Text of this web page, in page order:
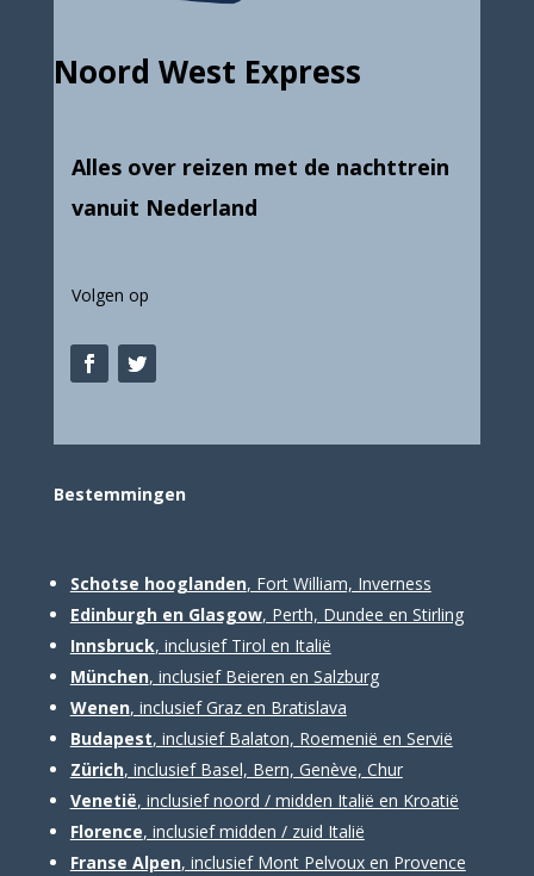
Noord West Express
Alles over reizen met de nachttrein
vanuit Nederland
Volgen op
Bestemmingen
Schotse hooglanden, Fort William, Inverness
Edinburgh en Glasgow, Perth, Dundee en Stirling
Innsbruck, inclusief Tirol en Italië
München, inclusief Beieren en Salzburg
Wenen, inclusief Graz en Bratislava
Budapest, inclusief Balaton, Roemenië en Servië
Zürich, inclusief Basel, Bern, Genève, Chur
Venetië, inclusief noord / midden Italië en Kroatië
Florence, inclusief midden / zuid Italië
Franse Alpen, inclusief Mont Pelvoux en Provence